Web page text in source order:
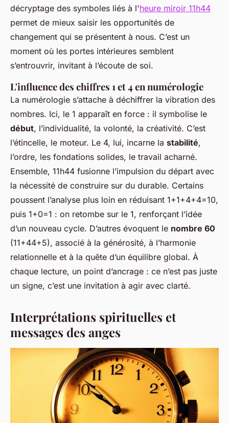
décryptage des symboles liés à l'heure miroir 11h44
permet de mieux saisir les opportunités de
changement qui se présentent à nous. C’est un
moment où les portes intérieures semblent
s’entrouvrir, invitant à l’écoute de soi.
L'influence des chiffres 1 et 4 en numérologie
La numérologie s’attache à déchiffrer la vibration des
nombres. Ici, le 1 apparaît en force : il symbolise le
début, l’individualité, la volonté, la créativité. C’est
l’étincelle, le moteur. Le 4, lui, incarne la stabilité,
l’ordre, les fondations solides, le travail acharné.
Ensemble, 11h44 fusionne l’impulsion du départ avec
la nécessité de construire sur du durable. Certains
poussent l’analyse plus loin en réduisant 1+1+4+4=10,
puis 1+0=1 : on retombe sur le 1, renforçant l’idée
d’un nouveau cycle. D’autres évoquent le nombre 60
(11+44+5), associé à la générosité, à l’harmonie
relationnelle et à la quête d’un équilibre global. À
chaque lecture, un point d’ancrage : ce n’est pas juste
un signe, c’est une invitation à agir avec clarté.
Interprétations spirituelles et
messages des anges